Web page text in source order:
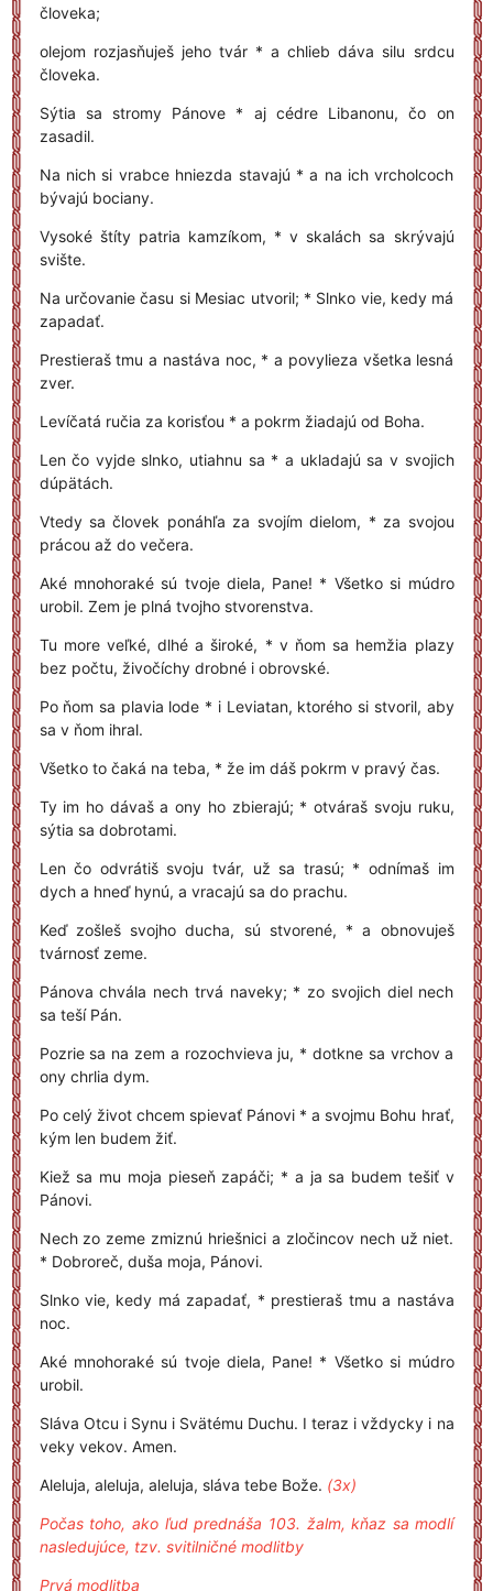
človeka;
olejom rozjasňuješ jeho tvár * a chlieb dáva silu srdcu
človeka.
Sýtia sa stromy Pánove * aj cédre Libanonu, čo on
zasadil.
Na nich si vrabce hniezda stavajú * a na ich vrcholcoch
bývajú bociany.
Vysoké štíty patria kamzíkom, * v skalách sa skrývajú
svište.
Na určovanie času si Mesiac utvoril; * Slnko vie, kedy má
zapadať.
Prestieraš tmu a nastáva noc, * a povylieza všetka lesná
zver.
Levíčatá ručia za korisťou * a pokrm žiadajú od Boha.
Len čo vyjde slnko, utiahnu sa * a ukladajú sa v svojich
dúpätách.
Vtedy sa človek ponáhľa za svojím dielom, * za svojou
prácou až do večera.
Aké mnohoraké sú tvoje diela, Pane! * Všetko si múdro
urobil. Zem je plná tvojho stvorenstva.
Tu more veľké, dlhé a široké, * v ňom sa hemžia plazy
bez počtu, živočíchy drobné i obrovské.
Po ňom sa plavia lode * i Leviatan, ktorého si stvoril, aby
sa v ňom ihral.
Všetko to čaká na teba, * že im dáš pokrm v pravý čas.
Ty im ho dávaš a ony ho zbierajú; * otváraš svoju ruku,
sýtia sa dobrotami.
Len čo odvrátiš svoju tvár, už sa trasú; * odnímaš im
dych a hneď hynú, a vracajú sa do prachu.
Keď zošleš svojho ducha, sú stvorené, * a obnovuješ
tvárnosť zeme.
Pánova chvála nech trvá naveky; * zo svojich diel nech
sa teší Pán.
Pozrie sa na zem a rozochvieva ju, * dotkne sa vrchov a
ony chrlia dym.
Po celý život chcem spievať Pánovi * a svojmu Bohu hrať,
kým len budem žiť.
Kiež sa mu moja pieseň zapáči; * a ja sa budem tešiť v
Pánovi.
Nech zo zeme zmiznú hriešnici a zločincov nech už niet.
* Dobroreč, duša moja, Pánovi.
Slnko vie, kedy má zapadať, * prestieraš tmu a nastáva
noc.
Aké mnohoraké sú tvoje diela, Pane! * Všetko si múdro
urobil.
Sláva Otcu i Synu i Svätému Duchu. I teraz i vždycky i na
veky vekov. Amen.
Aleluja, aleluja, aleluja, sláva tebe Bože. (3x)
Počas toho, ako ľud prednáša 103. žalm, kňaz sa modlí
nasledujúce, tzv. svitilničné modlitby
Prvá modlitba